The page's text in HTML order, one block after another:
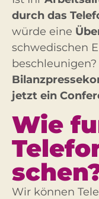
durch das
würde eine
schwedischen
jetzt ein
Wie
Wir können